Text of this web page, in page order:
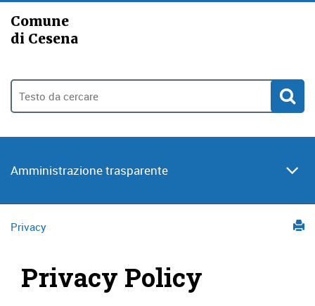
Comune
di Cesena
Amministrazione trasparente
Privacy
Privacy Policy